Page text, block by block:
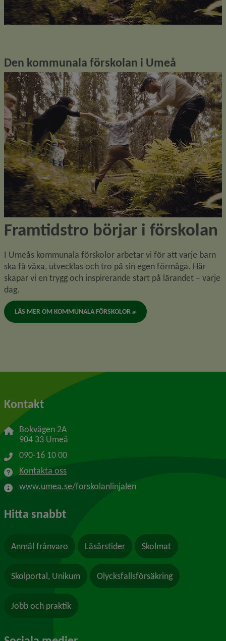
Den kommunala förskolan i Umeå
Framtidstro börjar i förskolan
I Umeås kommunala förskolor arbetar vi för att varje barn
ska få växa, utvecklas och tro på sin egen förmåga. Här
skapar vi en trygg och inspirerande start på lärandet – varje
dag.
LÄS MER OM KOMMUNALA FÖRSKOLOR
Kontakt
Bokvägen 2A
904 33 Umeå
090-16 10 00
Kontakta oss
www.umea.se/forskolanlinjalen
Hitta snabbt
Anmäl frånvaro Läsårstider Skolmat
Skolportal, Unikum Olycksfallsförsäkring
Jobb och praktik